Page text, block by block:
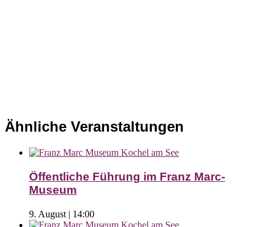
Ähnliche Veranstaltungen
Öffentliche Führung im Franz Marc-
Museum
9. August | 14:00